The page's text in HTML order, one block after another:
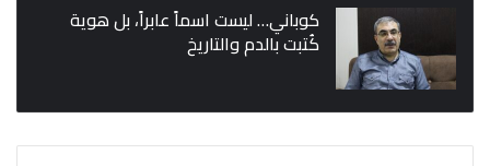
كوباني… ليست اسماً عابراً، بل هوية
كُتبت بالدم والتاريخ